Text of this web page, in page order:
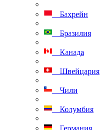
Бахрейн
Бразилия
Канада
Швейцария
Чили
Колумбия
Германия